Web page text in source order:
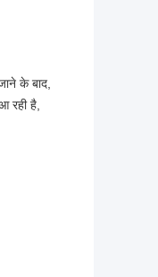
के बाद,
रही है,